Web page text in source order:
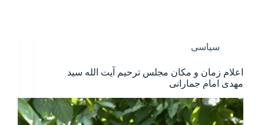
سیاسی
اعلام زمان و مکان مجلس ترحیم آیت الله سید
مهدی امام جمارانی